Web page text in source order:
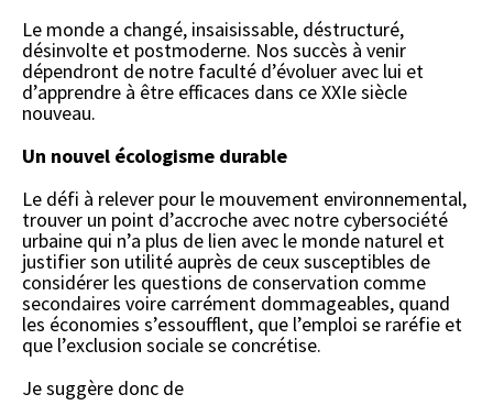
Le monde a changé, insaisissable, déstructuré,
désinvolte et postmoderne. Nos succès à venir
dépendront de notre faculté d’évoluer avec lui et
d’apprendre à être efficaces dans ce XXIe siècle
nouveau.
Un nouvel écologisme durable
Le défi à relever pour le mouvement environnemental,
trouver un point d’accroche avec notre cybersociété
urbaine qui n’a plus de lien avec le monde naturel et
justifier son utilité auprès de ceux susceptibles de
considérer les questions de conservation comme
secondaires voire carrément dommageables, quand
les économies s’essoufflent, que l’emploi se raréfie et
que l’exclusion sociale se concrétise.
Je suggère donc de